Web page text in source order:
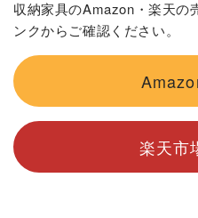
収納家具のAmazon・楽天の
ンクからご確認ください。
楽天市